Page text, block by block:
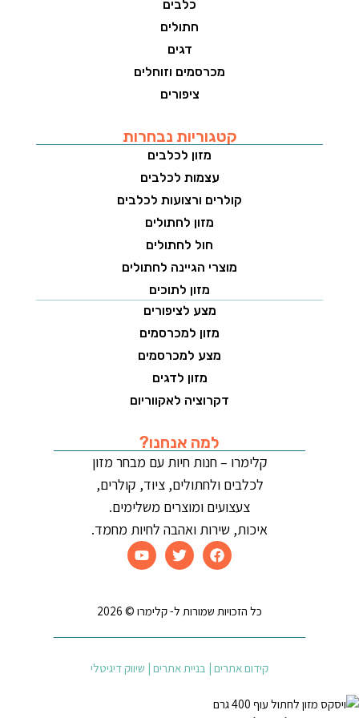
כלבים
חתולים
דגים
מכרסמים וזוחלים
ציפורים
קטגוריות נבחרות
מזון לכלבים
עצמות לכלבים
קולרים ורצועות לכלבים
מזון לחתולים
חול לחתולים
מוצרי הגיינה לחתולים
מזון לתוכים
מצע לציפורים
מזון למכרסמים
מצע למכרסמים
מזון לדגים
דקרוציה לאקווריום
למה אנחנו?
קלימרו – חנות חיות עם מבחר מזון
לכלבים ולחתולים, ציוד, קולרים,
צעצועים ומוצרים משלימים.
איכות, שירות ואהבה לחיות מחמד.
כל הזכויות שמורות ל- קלימרו © 2026
קידום אתרים | בניית אתרים | שיווק דיגיטלי